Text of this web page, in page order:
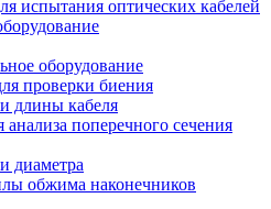
испытания оптических кабелей
оборудование
проверки биения
длины кабеля
анализа поперечного сечения
диаметра
обжима наконечников